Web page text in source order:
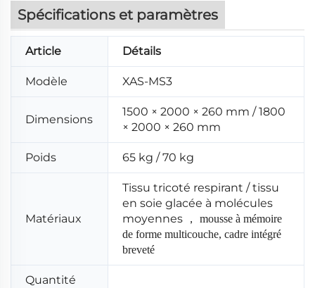
Spécifications et paramètres
Article Détails
Modèle XAS-MS3
Dimensions
1500 × 2000 × 260 mm / 1800
× 2000 × 260 mm
Poids 65 kg / 70 kg
Matériaux
Tissu tricoté respirant / tissu
en soie glacée à molécules
moyennes
， mousse à mémoire
de forme multicouche, cadre intégré
breveté
Quantité